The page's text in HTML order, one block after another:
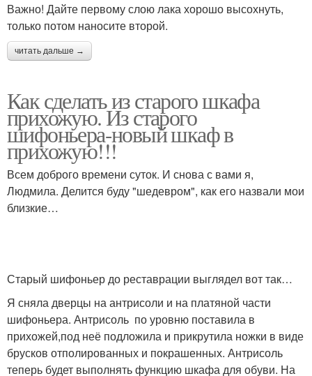
Важно! Дайте первому слою лака хорошо высохнуть,
только потом наносите второй.
читать дальше →
Как сделать из старого шкафа
прихожую. Из старого
шифоньера-новый шкаф в
прихожую!!!
Всем доброго времени суток. И снова с вами я,
Людмила. Делится буду "шедевром", как его назвали мои
близкие…
Старый шифоньер до реставрации выглядел вот так…
Я сняла дверцы на антрисоли и на платяной части
шифоньера. Антрисоль по уровню поставила в
прихожей,под неё подложила и прикрутила ножки в виде
брусков отполированных и покрашенных. Антрисоль
теперь будет выполнять функцию шкафа для обуви. На